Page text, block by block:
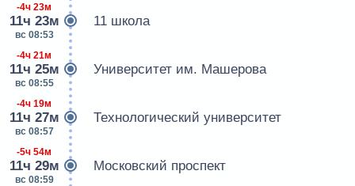
-4ч 23м
11ч 23м
вс 08:53
11 школа
-4ч 21м
11ч 25м
вс 08:55
Университет им. Машерова
-4ч 19м
11ч 27м
вс 08:57
Технологический университет
-5ч 54м
11ч 29м
вс 08:59
Московский проспект